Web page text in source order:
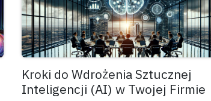
Kroki do Wdrożenia Sztucznej
Inteligencji (AI) w Twojej Firmie